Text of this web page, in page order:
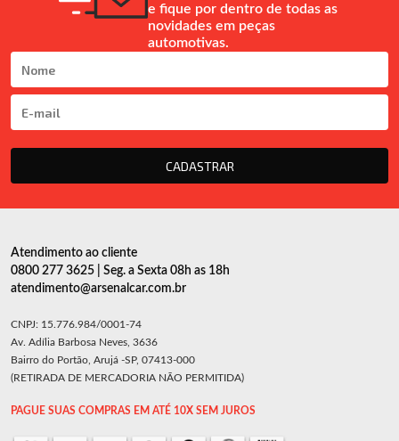
e fique por dentro de todas as
novidades em peças
automotivas.
CADASTRAR
Atendimento ao cliente
0800 277 3625 | Seg. a Sexta 08h as 18h
atendimento@arsenalcar.com.br
CNPJ: 15.776.984/0001-74
Av. Adília Barbosa Neves, 3636
Bairro do Portão, Arujá -SP, 07413-000
(RETIRADA DE MERCADORIA NÃO PERMITIDA)
PAGUE SUAS COMPRAS EM ATÉ 10X SEM JUROS